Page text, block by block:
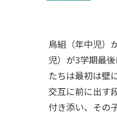
鳥組（年中児）
児）が3学期最
たちは最初は壁
交互に前に出す
付き添い、その